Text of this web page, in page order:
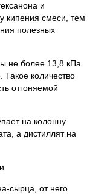
и
кипения смеси, тем
полезных
более 13,8 кПа
Такое количество
отгоняемой
на колонну
а дистиллят на
сырца, от него